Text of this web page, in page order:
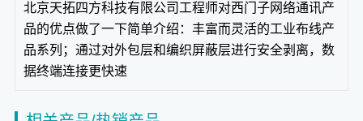
北京天拓四方科技有限公司工程师对西门子网络通讯产
品的优点做了一下简单介绍：丰富而灵活的工业布线产
品系列；通过对外包层和编织屏蔽层进行安全剥离，数
据终端连接更快速